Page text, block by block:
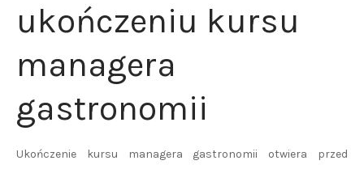
ukończeniu kursu
managera
gastronomii
Ukończenie kursu managera gastronomii otwiera przed